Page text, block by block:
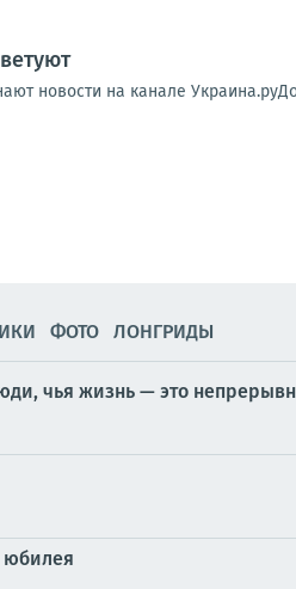
новости на канале
ФОТО ЛОНГРИДЫ
чья жизнь — это
юбилея